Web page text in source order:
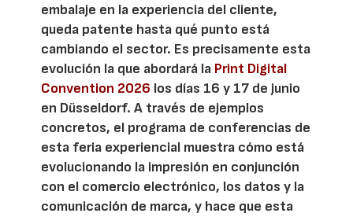
embalaje en la experiencia del cliente,
queda patente hasta qué punto está
cambiando el sector. Es precisamente esta
evolución la que abordará la Print Digital
Convention 2026 los días 16 y 17 de junio
en Düsseldorf. A través de ejemplos
concretos, el programa de conferencias de
esta feria experiencial muestra cómo está
evolucionando la impresión en conjunción
con el comercio electrónico, los datos y la
comunicación de marca, y hace que esta